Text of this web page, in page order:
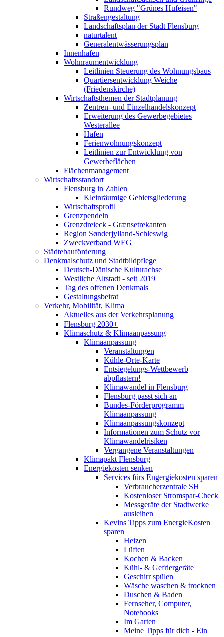
Rundweg "Grünes Hufeisen"
Straßengestaltung
Landschaftsplan der Stadt Flensburg
naturtalent
Generalentwässerungsplan
Innenhafen
Wohnraumentwicklung
Leitlinien Steuerung des Wohnungsbaus
Quartiersentwicklung Weiche
(Friedenskirche)
Wirtschaftsthemen der Stadtplanung
Zentren- und Einzelhandelskonzept
Erweiterung des Gewerbegebietes
Westerallee
Hafen
Ferienwohnungskonzept
Leitlinien zur Entwicklung von
Gewerbeflächen
Flächenmanagement
Wirtschaftsstandort
Flensburg in Zahlen
Kleinräumige Gebietsgliederung
Wirtschaftsprofil
Grenzpendeln
Grenzdreieck - Grænsetrekanten
Region Sønderjylland-Schleswig
Zweckverband WEG
Städtebauförderung
Denkmalschutz und Stadtbildpflege
Deutsch-Dänische Kulturachse
Westliche Altstadt - seit 2019
Tag des offenen Denkmals
Gestaltungsbeirat
Verkehr, Mobilität, Klima
Aktuelles aus der Verkehrsplanung
Flensburg 2030+
Klimaschutz & Klimaanpassung
Klimaanpassung
Veranstaltungen
Kühle-Orte-Karte
Entsiegelungs-Wettbewerb
abpflastern!
Klimawandel in Flensburg
Flensburg passt sich an
Bundes-Förderprogramm
Klimaanpassung
Klimaanpassungskonzept
Informationen zum Schutz vor
Klimawandelrisiken
Vergangene Veranstaltungen
Klimapakt Flensburg
Energiekosten senken
Services fürs Engergiekosten sparen
Verbraucherzentrale SH
Kostenloser Stromspar-Check
Messgeräte der Stadtwerke
ausleihen
Kevins Tipps zum EnergieKosten
sparen
Heizen
Lüften
Kochen & Backen
Kühl- & Gefriergeräte
Geschirr spülen
Wäsche waschen & trocknen
Duschen & Baden
Fernseher, Computer,
Notebooks
Im Garten
Meine Tipps für dich - Ein